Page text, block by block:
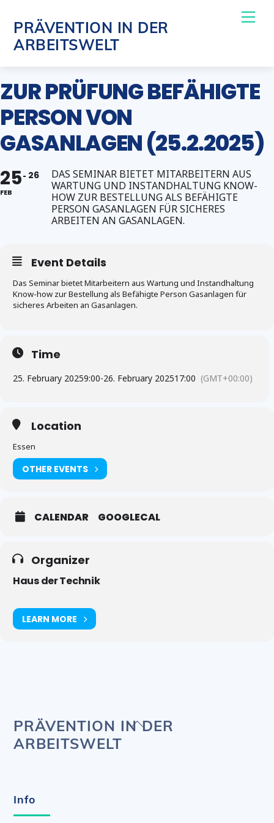
content
PRÄVENTION IN DER
ARBEITSWELT
ZUR PRÜFUNG BEFÄHIGTE
PERSON VON
GASANLAGEN (25.2.2025)
25
FEB
26
DAS SEMINAR BIETET MITARBEITERN AUS
WARTUNG UND INSTANDHALTUNG KNOW-
HOW ZUR BESTELLUNG ALS BEFÄHIGTE
PERSON GASANLAGEN FÜR SICHERES
ARBEITEN AN GASANLAGEN.
Event Details
Das Seminar bietet Mitarbeitern aus Wartung und Instandhaltung
Know-how zur Bestellung als Befähigte Person Gasanlagen für
sicheres Arbeiten an Gasanlagen.
Time
25. February 20259:00-26. February 202517:00 (GMT+00:00)
Location
Essen
OTHER EVENTS
CALENDAR GOOGLECAL
Organizer
Haus der Technik
LEARN MORE
Back
PRÄVENTION IN DER
ARBEITSWELT
Info